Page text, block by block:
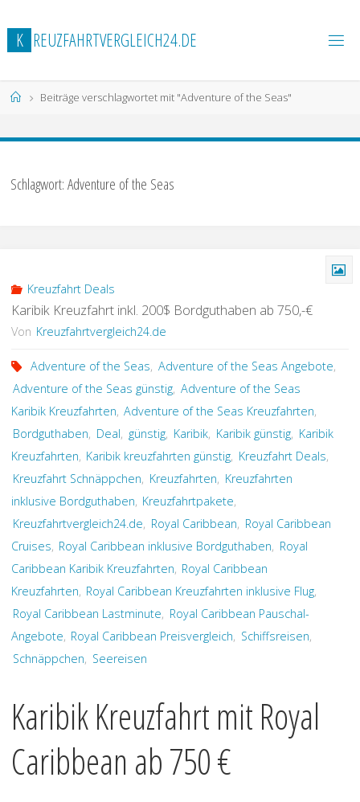
Inhalt
springen
K REUZFAHRTVERGLEICH24.DE
StartBeiträge verschlagwortet mit "Adventure of the Seas"
Schlagwort:Adventure of the Seas
Kreuzfahrt Deals
Karibik Kreuzfahrt inkl. 200$ Bordguthaben ab 750,-€
Von Kreuzfahrtvergleich24.de
Adventure of the Seas, Adventure of the Seas Angebote,
Adventure of the Seas günstig, Adventure of the Seas
Karibik Kreuzfahrten, Adventure of the Seas Kreuzfahrten,
Bordguthaben, Deal, günstig, Karibik, Karibik günstig, Karibik
Kreuzfahrten, Karibik kreuzfahrten günstig, Kreuzfahrt Deals,
Kreuzfahrt Schnäppchen, Kreuzfahrten, Kreuzfahrten
inklusive Bordguthaben, Kreuzfahrtpakete,
Kreuzfahrtvergleich24.de, Royal Caribbean, Royal Caribbean
Cruises, Royal Caribbean inklusive Bordguthaben, Royal
Caribbean Karibik Kreuzfahrten, Royal Caribbean
Kreuzfahrten, Royal Caribbean Kreuzfahrten inklusive Flug,
Royal Caribbean Lastminute, Royal Caribbean Pauschal-
Angebote, Royal Caribbean Preisvergleich, Schiffsreisen,
Schnäppchen, Seereisen
Karibik Kreuzfahrt mit Royal
Caribbean ab 750 €